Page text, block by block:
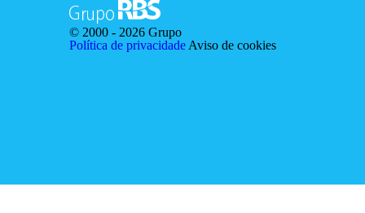
© 2000 - 2026 Grupo
Política de privacidade Aviso de cookies